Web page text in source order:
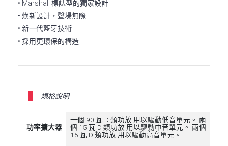
• Marshall 標誌型的獨家設計
• 煥新設計，聲場無際
• 新一代藍牙技術
• 採用更環保的構造
規格說明
功率擴大器
一個 90 瓦 D 類功放 用以驅動低音單元。 兩
個 15 瓦 D 類功放 用以驅動中音單元。 兩個
15 瓦 D 類功放 用以驅動高音單元。